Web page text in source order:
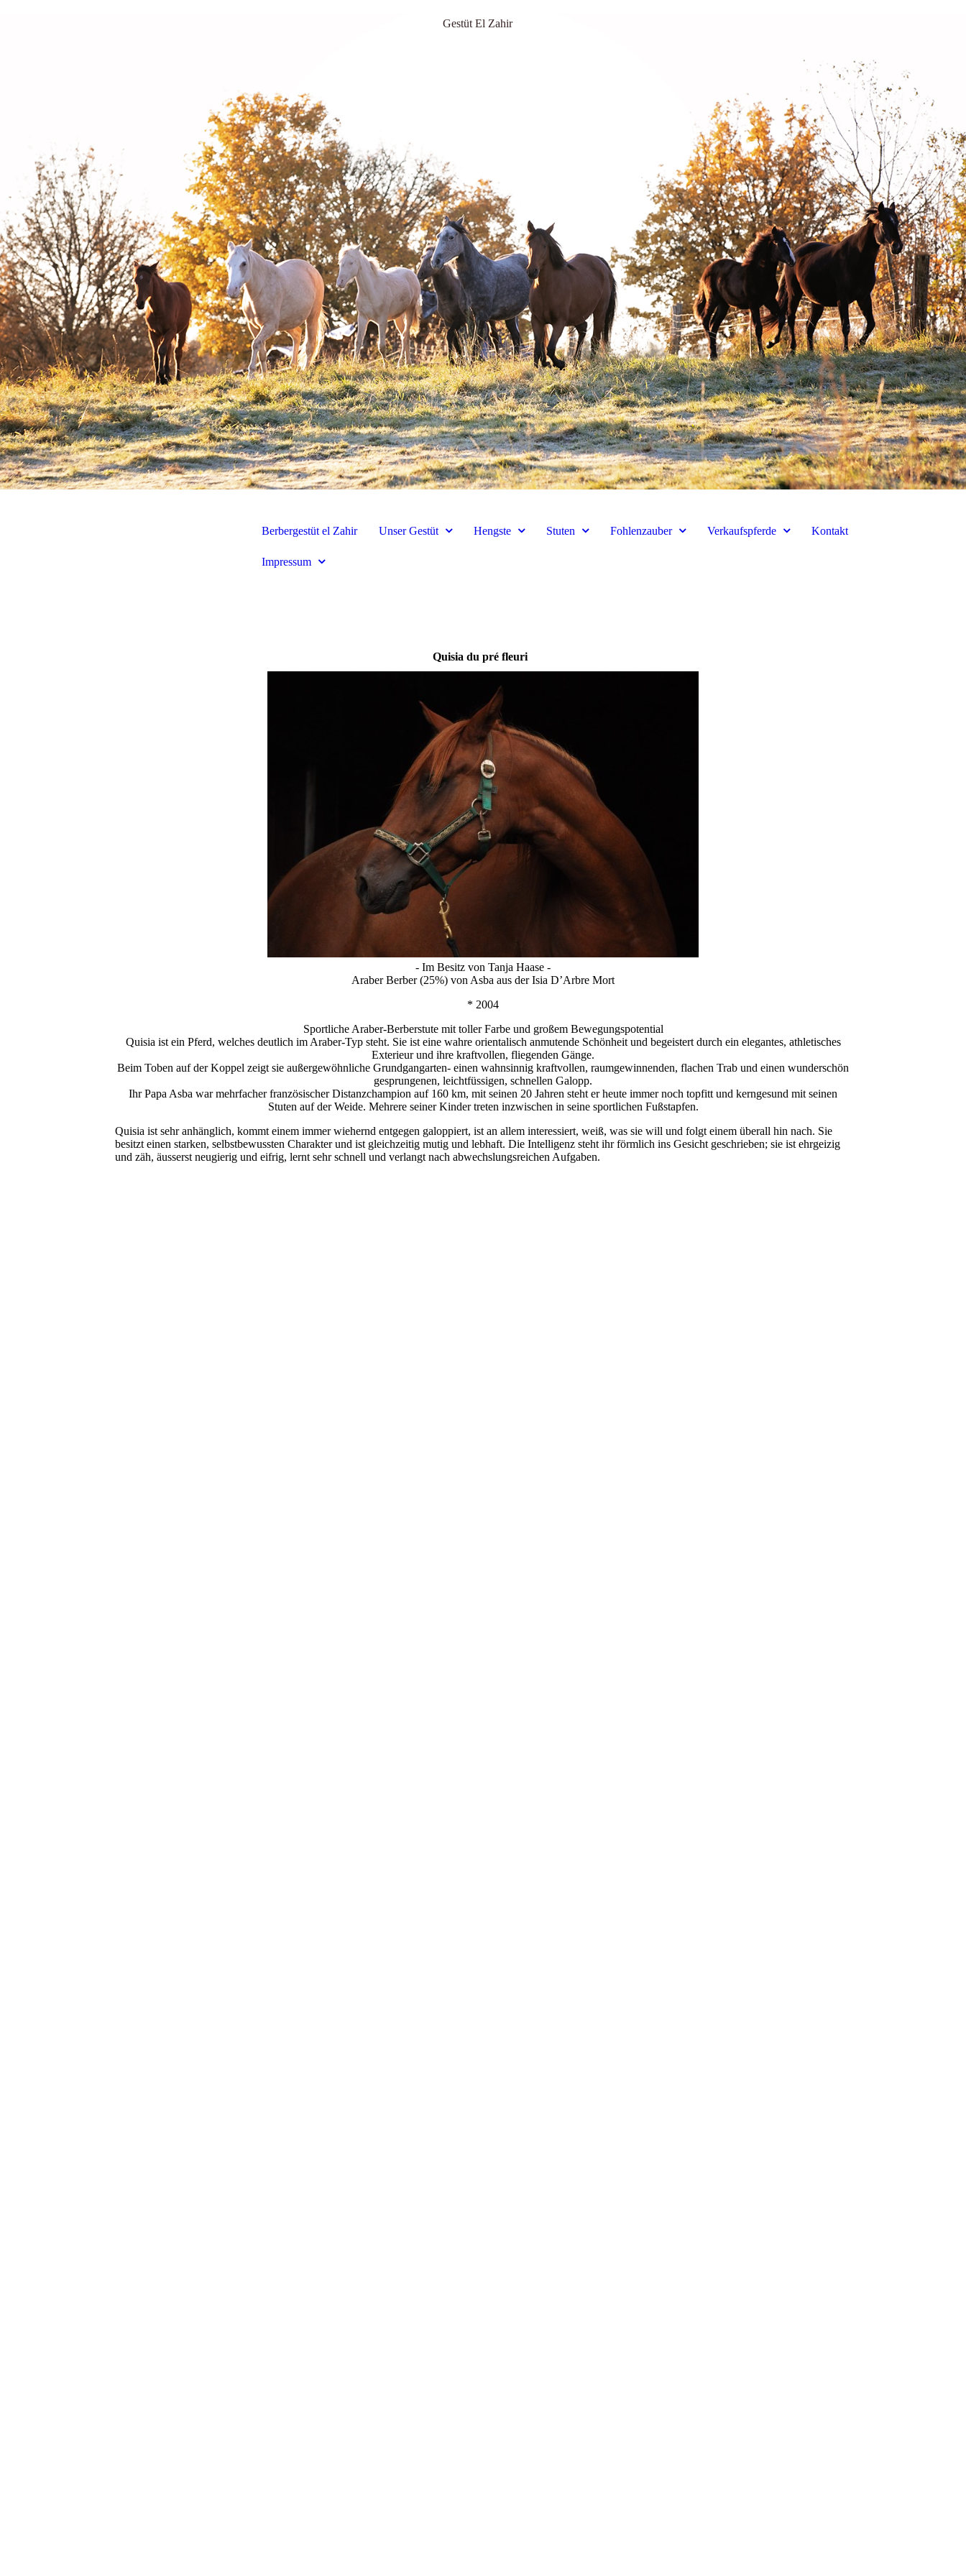
Gestüt El Zahir
Berbergestüt el Zahir Unser Gestüt Hengste Stuten Fohlenzauber Verkaufspferde Kontakt
Impressum
Quisia du pré fleuri
- Im Besitz von Tanja Haase -
Araber Berber (25%) von Asba aus der Isia D’Arbre Mort
* 2004
Sportliche Araber-Berberstute mit toller Farbe und großem Bewegungspotential
Quisia ist ein Pferd, welches deutlich im Araber-Typ steht. Sie ist eine wahre orientalisch anmutende Schönheit und begeistert durch ein elegantes, athletisches
Exterieur und ihre kraftvollen, fliegenden Gänge.
Beim Toben auf der Koppel zeigt sie außergewöhnliche Grundgangarten- einen wahnsinnig kraftvollen, raumgewinnenden, flachen Trab und einen wunderschön
gesprungenen, leichtfüssigen, schnellen Galopp.
Ihr Papa Asba war mehrfacher französischer Distanzchampion auf 160 km, mit seinen 20 Jahren steht er heute immer noch topfitt und kerngesund mit seinen
Stuten auf der Weide. Mehrere seiner Kinder treten inzwischen in seine sportlichen Fußstapfen.
Quisia ist sehr anhänglich, kommt einem immer wiehernd entgegen galoppiert, ist an allem interessiert, weiß, was sie will und folgt einem überall hin nach. Sie
besitzt einen starken, selbstbewussten Charakter und ist gleichzeitig mutig und lebhaft. Die Intelligenz steht ihr förmlich ins Gesicht geschrieben; sie ist ehrgeizig
und zäh, äusserst neugierig und eifrig, lernt sehr schnell und verlangt nach abwechslungsreichen Aufgaben.